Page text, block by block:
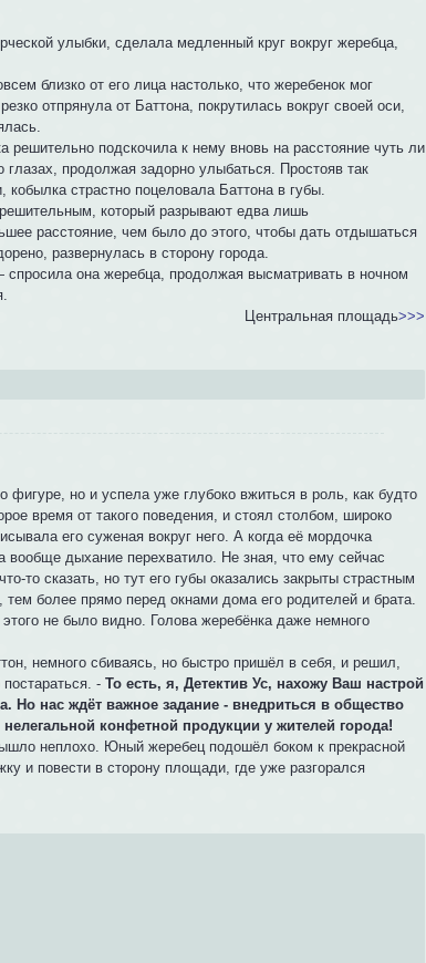
улыбки, сделала медленный круг вокруг жеребца,
близко от его лица настолько, что жеребенок мог
отпрянула от Баттона, покрутилась вокруг своей оси,
решительно подскочила к нему вновь на расстояние чуть ли
продолжая задорно улыбаться. Простояв так
кобылка страстно поцеловала Баттона в губы.
который разрывают едва лишь
расстояние, чем было до этого, чтобы дать отдышаться
развернулась в сторону города.
она жеребца, продолжая высматривать в ночном
Центральная площадь>>>
но и успела уже глубоко вжиться в роль, как будто
время от такого поведения, и стоял столбом, широко
его суженая вокруг него. А когда её мордочка
вообще дыхание перехватило. Не зная, что ему сейчас
то сказать, но тут его губы оказались закрыты страстным
более прямо перед окнами дома его родителей и брата.
не было видно. Голова жеребёнка даже немного
немного сбиваясь, но быстро пришёл в себя, и решил,
-То есть, я, Детектив Ус, нахожу Ваш настрой
Но нас ждёт важное задание - внедриться в общество
конфетной продукции у жителей города!
неплохо. Юный жеребец подошёл боком к прекрасной
и повести в сторону площади, где уже разгорался